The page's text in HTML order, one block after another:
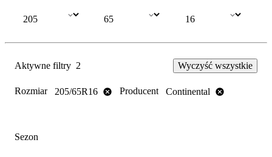
Aktywne filtry 2 Wyczyść wszystkie
Rozmiar 205/65R16 Producent Continental
Sezon